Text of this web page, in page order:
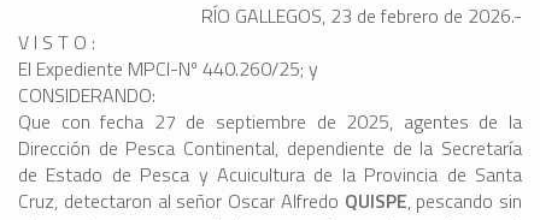
RÍO GALLEGOS, 23 de febrero de 2026.-
V I S T O :
El Expediente MPCI-Nº 440.260/25; y
CONSIDERANDO:
Que con fecha 27 de septiembre de 2025, agentes de la
Dirección de Pesca Continental, dependiente de la Secretaría
de Estado de Pesca y Acuicultura de la Provincia de Santa
Cruz, detectaron al señor Oscar Alfredo QUISPE, pescando sin